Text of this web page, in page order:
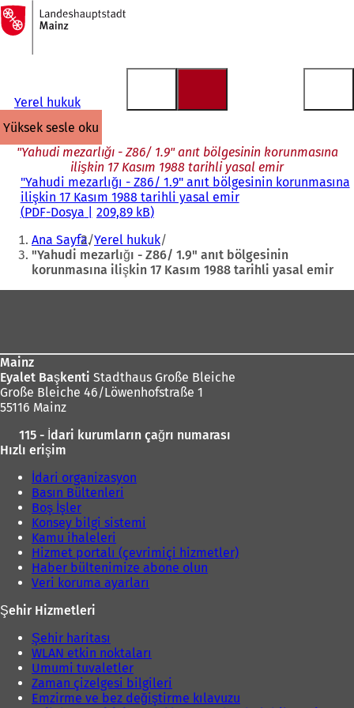
İçeriğe atla
Ana
sayfaya
Yerel hukuk
yüksek sesle oku
"Yahudi mezarlığı - Z86/ 1.9" anıt bölgesinin korunmasına
ilişkin 17 Kasım 1988 tarihli yasal emir
"Yahudi mezarlığı - Z86/ 1.9" anıt bölgesinin korunmasına
ilişkin 17 Kasım 1988 tarihli yasal emir
PDF-Dosya 209,89 kB
Buradasınız:
Ana Sayfa Yerel hukuk
"Yahudi mezarlığı - Z86/ 1.9" anıt bölgesinin
korunmasına ilişkin 17 Kasım 1988 tarihli yasal emir
Mainz
Eyalet Başkenti Stadthaus Große Bleiche
Große Bleiche 46/Löwenhofstraße 1
55116 Mainz
115 - İdari kurumların çağrı numarası
Hızlı erişim
İdari organizasyon
Basın Bültenleri
Boş İşler
Konsey bilgi sistemi
Kamu ihaleleri
Hizmet portalı (çevrimiçi hizmetler)
Haber bültenimize abone olun
Veri koruma ayarları
Şehir Hizmetleri
Şehir haritası
WLAN etkin noktaları
Umumi tuvaletler
Zaman çizelgesi bilgileri
Emzirme ve bez değiştirme kılavuzu